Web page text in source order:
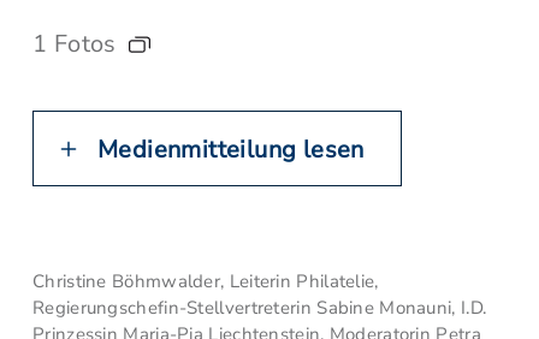
1 Fotos
Medienmitteilung lesen
Christine Böhmwalder, Leiterin Philatelie,
Regierungschefin-Stellvertreterin Sabine Monauni, I.D.
Prinzessin Maria-Pia Liechtenstein, Moderatorin Petra